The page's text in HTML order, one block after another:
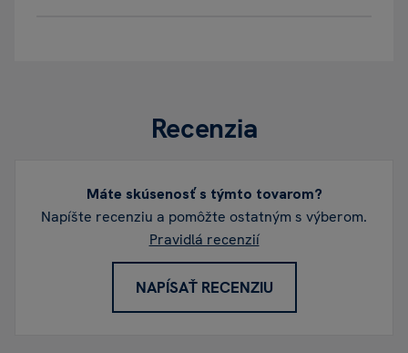
Recenzia
Máte skúsenosť s týmto tovarom?
Napíšte recenziu a pomôžte ostatným s výberom.
Pravidlá recenzií
NAPÍSAŤ RECENZIU